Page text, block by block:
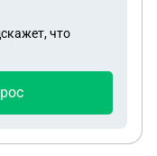
негативно
у отца все
Как
так как это
что